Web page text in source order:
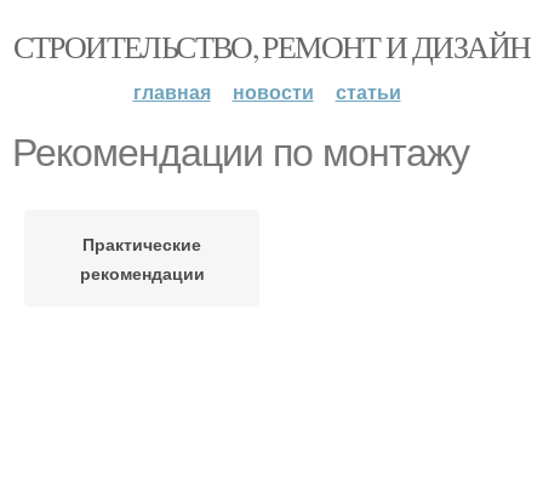
СТРОИТЕЛЬСТВО, РЕМОНТ И ДИЗАЙН
главная новости статьи
Рекомендации по монтажу
Практические
рекомендации